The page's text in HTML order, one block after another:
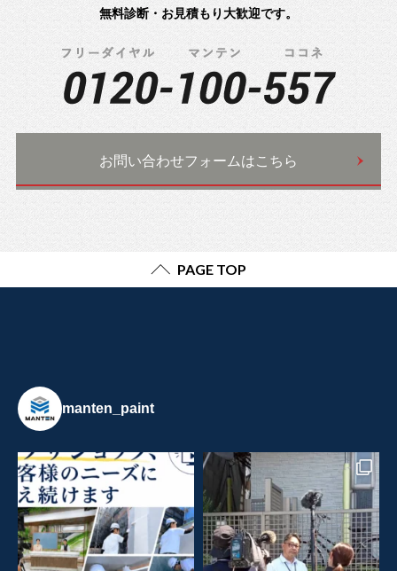
無料診断・お見積もり大歓迎です。
お問い合わせフォームはこちら
PAGE TOP
manten_paint